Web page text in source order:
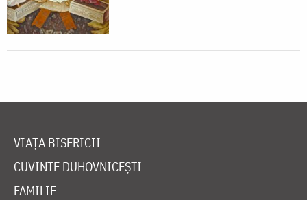
VIAȚA BISERICII
CUVINTE DUHOVNICEȘTI
FAMILIE